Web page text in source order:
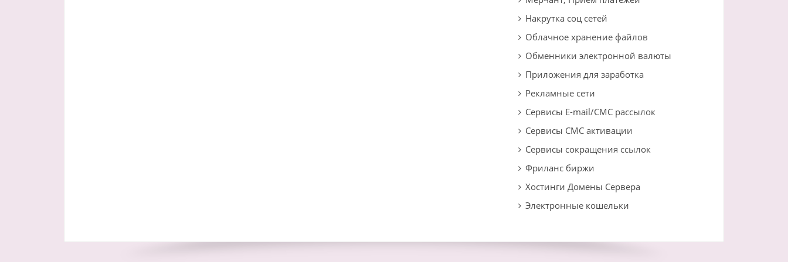
Накрутка соц сетей
Облачное хранение файлов
Обменники электронной валюты
Приложения для заработка
Рекламные сети
Сервисы E-mail/СМС рассылок
Сервисы СМС активации
Сервисы сокращения ссылок
Фриланс биржи
Хостинги Домены Сервера
Электронные кошельки